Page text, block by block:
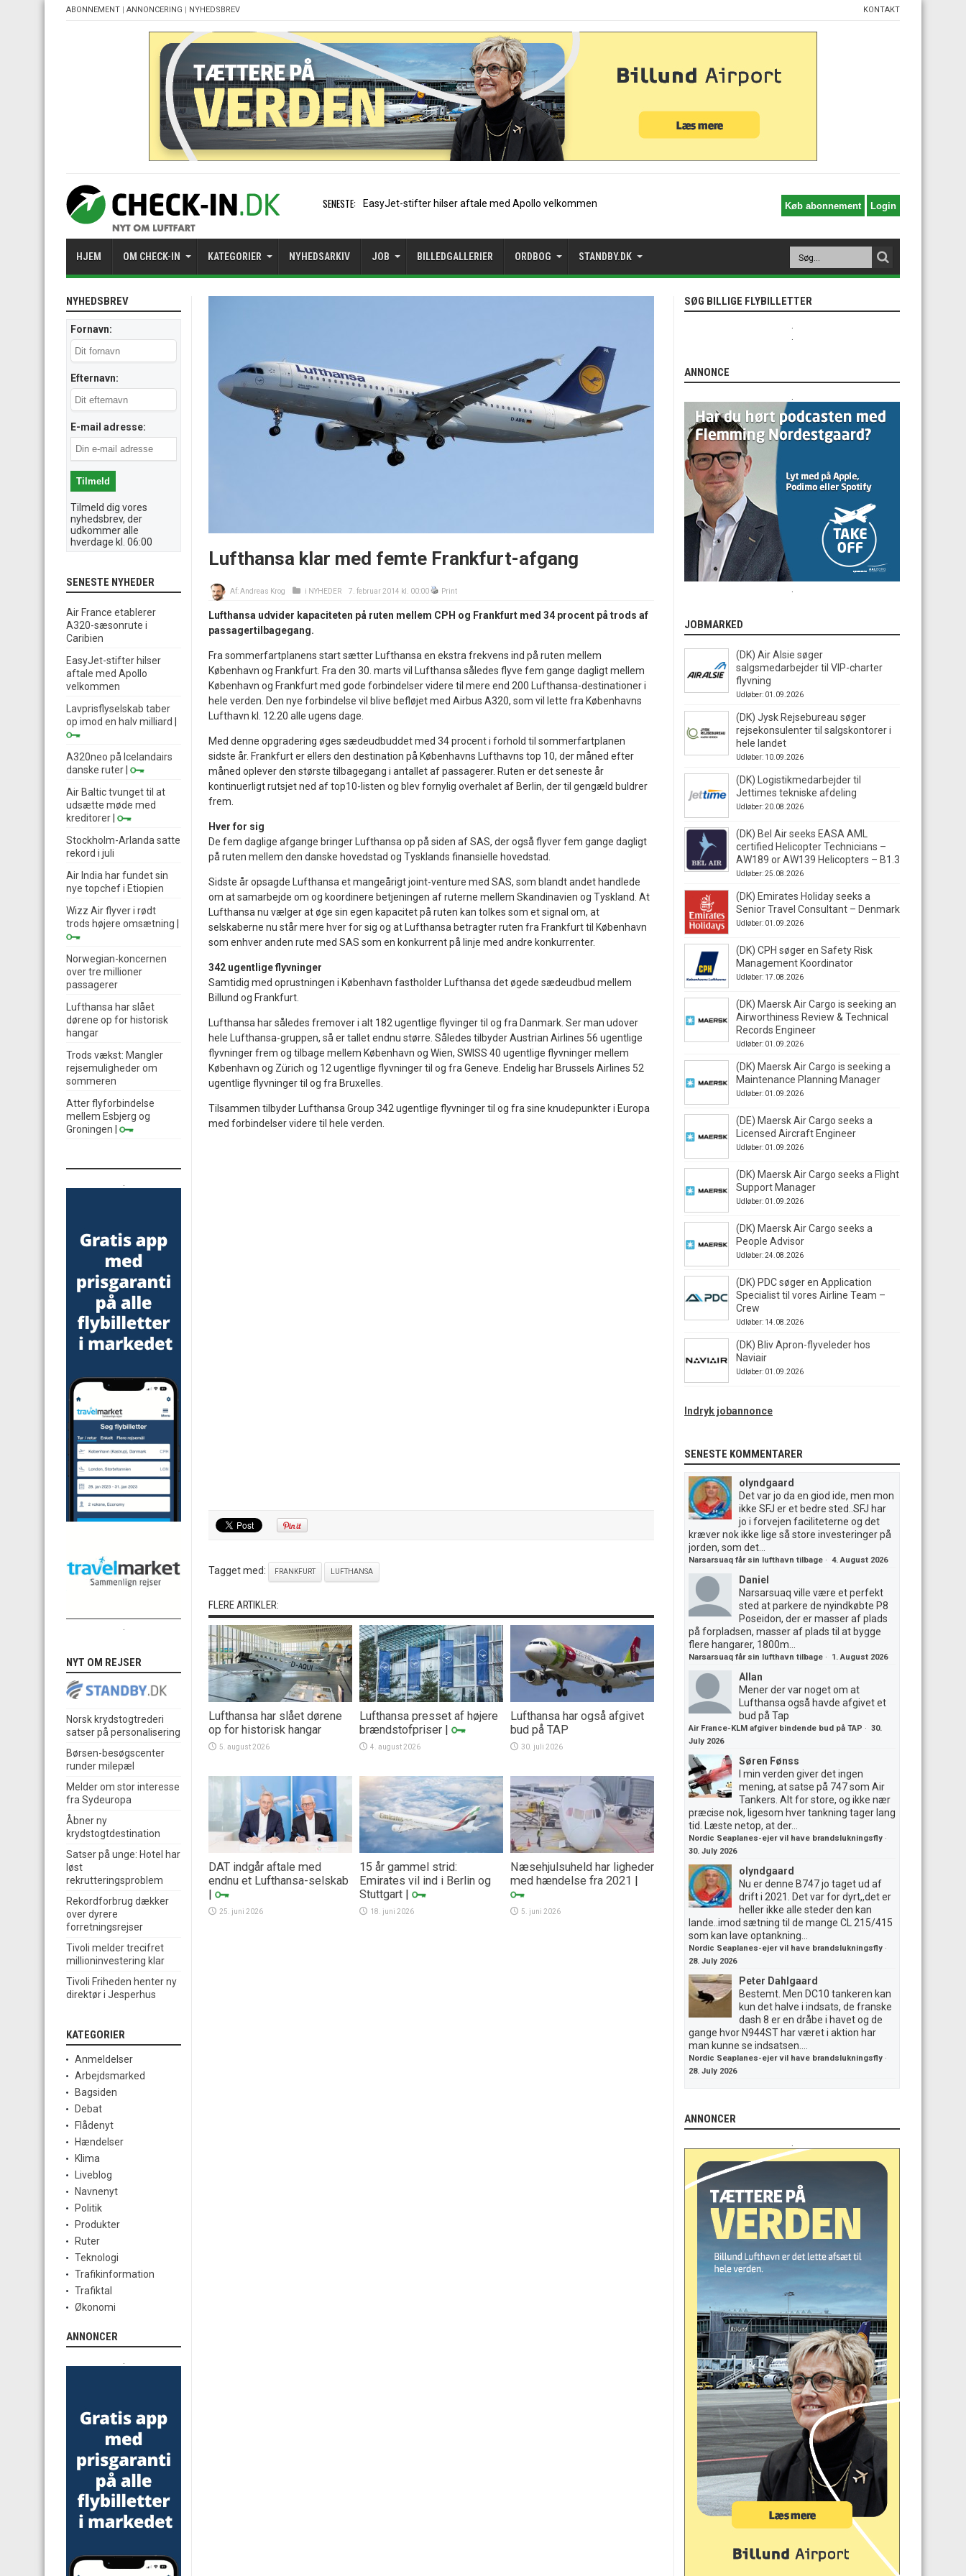
ABONNEMENT | ANNONCERING | NYHEDSBREV KONTAKT
SENESTE: Air France etable
HJEM OM CHECK-IN KATEGORIER NYHEDSARKIV JOB BILLEDGALLERIER ORDBOG STANDBY.DK
Lufthansa klar med femte Frankfurt-afgang
Af:Andreas Krog i NYHEDER 7. februar 2014 kl. 00:00 Print
Lufthansa udvider kapaciteten på ruten mellem CPH og Frankfurt med 34 procent på trods af
passagertilbagegang.
Fra sommerfartplanens start sætter Lufthansa en ekstra frekvens ind på ruten mellem
København og Frankfurt. Fra den 30. marts vil Lufthansa således flyve fem gange dagligt mellem
København og Frankfurt med gode forbindelser videre til mere end 200 Lufthansa-destinationer i
hele verden. Den nye forbindelse vil blive befløjet med Airbus A320, som vil lette fra Københavns
Lufthavn kl. 12.20 alle ugens dage.
Med denne opgradering øges sædeudbuddet med 34 procent i forhold til sommerfartplanen
sidste år. Frankfurt er ellers den destination på Københavns Lufthavns top 10, der måned efter
måned oplever den største tilbagegang i antallet af passagerer. Ruten er det seneste år
kontinuerligt rutsjet ned af top10-listen og blev fornylig overhalet af Berlin, der til gengæld buldrer
frem.
Hver for sig
De fem daglige afgange bringer Lufthansa op på siden af SAS, der også flyver fem gange dagligt
på ruten mellem den danske hovedstad og Tysklands finansielle hovedstad.
Sidste år opsagde Lufthansa et mangeårigt joint-venture med SAS, som blandt andet handlede
om at samarbejde om og koordinere betjeningen af ruterne mellem Skandinavien og Tyskland. At
Lufthansa nu vælger at øge sin egen kapacitet på ruten kan tolkes som et signal om, at
selskaberne nu står mere hver for sig og at Lufthansa betragter ruten fra Frankfurt til København
som enhver anden rute med SAS som en konkurrent på linje med andre konkurrenter.
342 ugentlige flyvninger
Samtidig med oprustningen i København fastholder Lufthansa det øgede sædeudbud mellem
Billund og Frankfurt.
Lufthansa har således fremover i alt 182 ugentlige flyvinger til og fra Danmark. Ser man udover
hele Lufthansa-gruppen, så er tallet endnu større. Således tilbyder Austrian Airlines 56 ugentlige
flyvninger frem og tilbage mellem København og Wien, SWISS 40 ugentlige flyvninger mellem
København og Zürich og 12 ugentlige flyvninger til og fra Geneve. Endelig har Brussels Airlines 52
ugentlige flyvninger til og fra Bruxelles.
Tilsammen tilbyder Lufthansa Group 342 ugentlige flyvninger til og fra sine knudepunkter i Europa
med forbindelser videre til hele verden.
Tagget med: FRANKFURT LUFTHANSA
FLERE ARTIKLER:
Lufthansa har slået dørene
op for historisk hangar
5. august 2026
Lufthansa presset af højere
brændstofpriser |
4. august 2026
Lufthansa har også afgivet
bud på TAP
30. juli 2026
DAT indgår aftale med
endnu et Lufthansa-selskab
|
25. juni 2026
15 år gammel strid:
Emirates vil ind i Berlin og
Stuttgart |
18. juni 2026
Næsehjulsuheld har ligheder
med hændelse fra 2021 |
5. juni 2026
NYHEDSBREV
Fornavn:
Efternavn:
E-mail adresse:
Tilmeld dig vores
nyhedsbrev, der
udkommer alle
hverdage kl. 06:00
SENESTE NYHEDER
Air France etablerer
A320-sæsonrute i
Caribien
EasyJet-stifter hilser
aftale med Apollo
velkommen
Lavprisflyselskab taber
op imod en halv milliard
A320neo på Icelandairs
danske ruter
Air Baltic tvunget til at
udsætte møde med
kreditorer
Stockholm-Arlanda satte
rekord i juli
Air India har fundet sin
nye topchef i Etiopien
Wizz Air flyver i rødt
trods højere omsætning
Norwegian-koncernen
over tre millioner
passagerer
Lufthansa har slået
dørene op for historisk
hangar
Trods vækst: Mangler
rejsemuligheder om
sommeren
Atter flyforbindelse
mellem Esbjerg og
Groningen
NYT OM REJSER
Norsk krydstogtrederi
satser på personalisering
Børsen-besøgscenter
runder milepæl
Melder om stor interesse
fra Sydeuropa
Åbner ny
krydstogtdestination
Satser på unge: Hotel har
løst
rekrutteringsproblem
Rekordforbrug dækker
over dyrere
forretningsrejser
Tivoli melder trecifret
millioninvestering klar
Tivoli Friheden henter ny
direktør i Jesperhus
KATEGORIER
Anmeldelser
Arbejdsmarked
Bagsiden
Debat
Flådenyt
Hændelser
Klima
Liveblog
Navnenyt
Politik
Produkter
Ruter
Teknologi
Trafikinformation
Trafiktal
Økonomi
ANNONCER
SØG BILLIGE FLYBILLETTER
ANNONCE
JOBMARKED
(DK) Air Alsie søger
salgsmedarbejder til VIP-charter
flyvning
Udløber: 01.09.2026
(DK) Jysk Rejsebureau søger
rejsekonsulenter til salgskontorer i
hele landet
Udløber: 10.09.2026
(DK) Logistikmedarbejder til
Jettimes tekniske afdeling
Udløber: 20.08.2026
(DK) Bel Air seeks EASA AML
certified Helicopter Technicians –
AW189 or AW139 Helicopters – B1.3
Udløber: 25.08.2026
(DK) Emirates Holiday seeks a
Senior Travel Consultant – Denmark
Udløber: 01.09.2026
(DK) CPH søger en Safety Risk
Management Koordinator
Udløber: 17.08.2026
(DK) Maersk Air Cargo is seeking an
Airworthiness Review & Technical
Records Engineer
Udløber: 01.09.2026
(DK) Maersk Air Cargo is seeking a
Maintenance Planning Manager
Udløber: 01.09.2026
(DE) Maersk Air Cargo seeks a
Licensed Aircraft Engineer
Udløber: 01.09.2026
(DK) Maersk Air Cargo seeks a Flight
Support Manager
Udløber: 01.09.2026
(DK) Maersk Air Cargo seeks a
People Advisor
Udløber: 24.08.2026
(DK) PDC søger en Application
Specialist til vores Airline Team –
Crew
Udløber: 14.08.2026
(DK) Bliv Apron-flyveleder hos
Naviair
Udløber: 01.09.2026
Indryk jobannonce
SENESTE KOMMENTARER
olyndgaard
Det var jo da en giod ide, men mon
ikke SFJ er et bedre sted..SFJ har
jo i forvejen faciliteterne og det
kræver nok ikke lige så store investeringer på
jorden, som det...
Narsarsuaq får sin lufthavn tilbage · 4. August 2026
Daniel
Narsarsuaq ville være et perfekt
sted at parkere de nyindkøbte P8
Poseidon, der er masser af plads
på forpladsen, masser af plads til at bygge
flere hangarer, 1800m...
Narsarsuaq får sin lufthavn tilbage · 1. August 2026
Allan
Mener der var noget om at
Lufthansa også havde afgivet et
bud på Tap
Air France-KLM afgiver bindende bud på TAP · 30.
July 2026
Søren Fønss
I min verden giver det ingen
mening, at satse på 747 som Air
Tankers. Alt for store, og ikke nær
præcise nok, ligesom hver tankning tager lang
tid. Læste netop, at der...
Nordic Seaplanes-ejer vil have brandslukningsfly ·
30. July 2026
olyndgaard
Nu er denne B747 jo taget ud af
drift i 2021. Det var for dyrt,,det er
heller ikke alle steder den kan
lande..imod sætning til de mange CL 215/415
som kan lave optankning...
Nordic Seaplanes-ejer vil have brandslukningsfly ·
28. July 2026
Peter Dahlgaard
Bestemt. Men DC10 tankeren kan
kun det halve i indsats, de franske
dash 8 er en dråbe i havet og de
gange hvor N944ST har været i aktion har
man kunne se indsatsen....
Nordic Seaplanes-ejer vil have brandslukningsfly ·
28. July 2026
ANNONCER